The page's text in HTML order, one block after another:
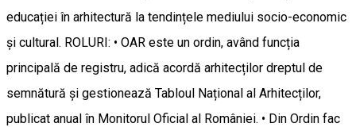
educației în arhitectură la tendințele mediului socio-economic
și cultural. ROLURI: • OAR este un ordin, având funcția
principală de registru, adică acordă arhitecților dreptul de
semnătură și gestionează Tabloul Național al Arhitecților,
publicat anual în Monitorul Oficial al României. • Din Ordin fac